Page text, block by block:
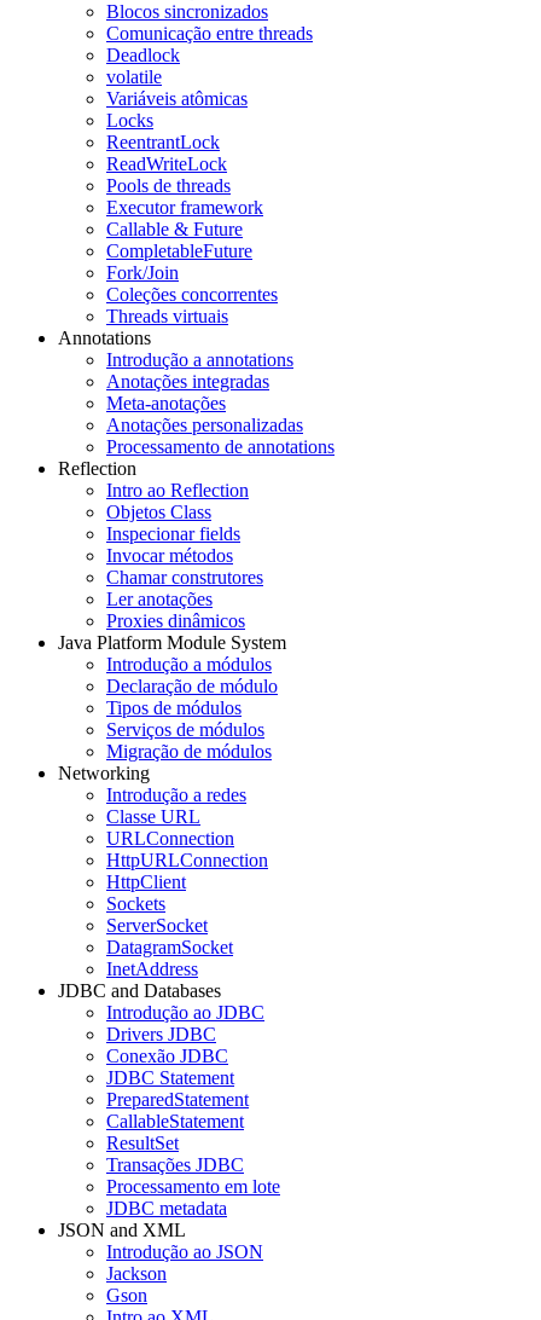
Blocos sincronizados
Comunicação entre threads
Deadlock
volatile
Variáveis atômicas
Locks
ReentrantLock
ReadWriteLock
Pools de threads
Executor framework
Callable & Future
CompletableFuture
Fork/Join
Coleções concorrentes
Threads virtuais
Annotations
Introdução a annotations
Anotações integradas
Meta-anotações
Anotações personalizadas
Processamento de annotations
Reflection
Intro ao Reflection
Objetos Class
Inspecionar fields
Invocar métodos
Chamar construtores
Ler anotações
Proxies dinâmicos
Java Platform Module System
Introdução a módulos
Declaração de módulo
Tipos de módulos
Serviços de módulos
Migração de módulos
Networking
Introdução a redes
Classe URL
URLConnection
HttpURLConnection
HttpClient
Sockets
ServerSocket
DatagramSocket
InetAddress
JDBC and Databases
Introdução ao JDBC
Drivers JDBC
Conexão JDBC
JDBC Statement
PreparedStatement
CallableStatement
ResultSet
Transações JDBC
Processamento em lote
JDBC metadata
JSON and XML
Introdução ao JSON
Jackson
Gson